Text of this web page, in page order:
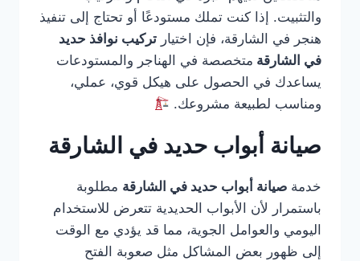
والتثبيت. إذا كنت تملك مستودعًا أو تحتاج إلى تنفيذ
هنجر في الشارقة، فإن اختيار تركيب نوافذ حديد
في الشارقة متخصصة في الهناجر والمستودعات
يساعدك في الحصول على هيكل قوي، عملي،
ومناسب لطبيعة مشروعك.
صيانة أبواب حديد في الشارقة
خدمة صيانة أبواب حديد في الشارقة مطلوبة
باستمرار لأن الأبواب الحديدية تتعرض للاستخدام
اليومي والعوامل الجوية، مما قد يؤدي مع الوقت
إلى ظهور بعض المشاكل مثل صعوبة الفتح